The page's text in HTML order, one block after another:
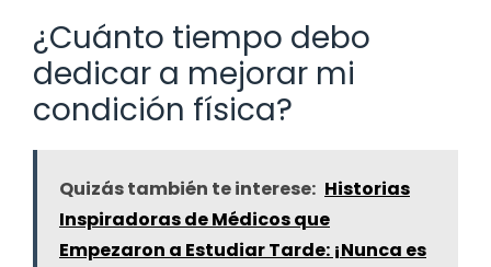
¿Cuánto tiempo debo
dedicar a mejorar mi
condición física?
Quizás también te interese: Historias
Inspiradoras de Médicos que
Empezaron a Estudiar Tarde: ¡Nunca es